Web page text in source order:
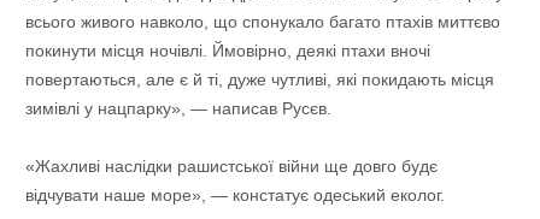
всього живого навколо, що спонукало багато птахів миттєво
покинути місця ночівлі. Ймовірно, деякі птахи вночі
повертаються, але є й ті, дуже чутливі, які покидають місця
зимівлі у нацпарку», — написав Русєв.
«Жахливі наслідки рашистської війни ще довго будє
відчувати наше море», — констатує одеський еколог.